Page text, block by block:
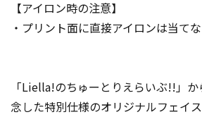
【アイロン時の注意】
・プリント面に直接アイロンは当て
「Liella!のちゅーとりえらいぶ!!」
念した特別仕様のオリジナルフェイス